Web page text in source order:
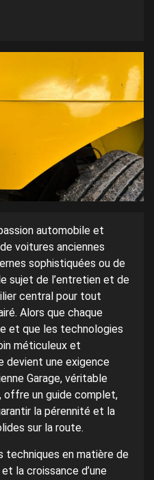
automobile et
voitures anciennes
sophistiquées ou de
sujet de l’entretien et de
central pour tout
Alors que chaque
et que les technologies
méticuleux et
devient une exigence
Garage, véritable
offre un guide complet,
la pérennité et la
sur la route.
techniques en matière de
la croissance d’une